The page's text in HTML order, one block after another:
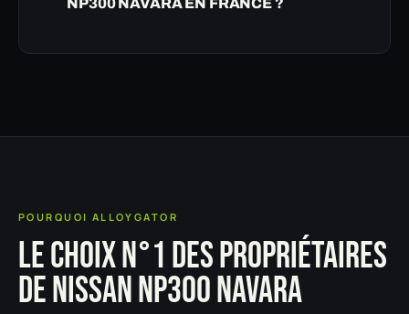
POURQUOI ALLOYGATOR
LE CHOIX N°1 DES PROPRIÉTAIRES
DE NISSAN NP300 NAVARA